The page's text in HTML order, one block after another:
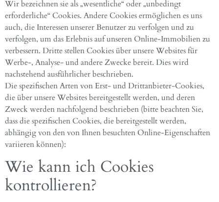
Wir bezeichnen sie als „wesentliche“ oder „unbedingt
erforderliche“ Cookies. Andere Cookies ermöglichen es uns
auch, die Interessen unserer Benutzer zu verfolgen und zu
verfolgen, um das Erlebnis auf unseren Online-Immobilien zu
verbessern. Dritte stellen Cookies über unsere Websites für
Werbe-, Analyse- und andere Zwecke bereit. Dies wird
nachstehend ausführlicher beschrieben.
Die spezifischen Arten von Erst- und Drittanbieter-Cookies,
die über unsere Websites bereitgestellt werden, und deren
Zweck werden nachfolgend beschrieben (bitte beachten Sie,
dass die spezifischen Cookies, die bereitgestellt werden,
abhängig von den von Ihnen besuchten Online-Eigenschaften
variieren können):
Wie kann ich Cookies
kontrollieren?